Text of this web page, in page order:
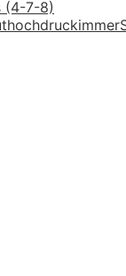
(4-7-8)
immer